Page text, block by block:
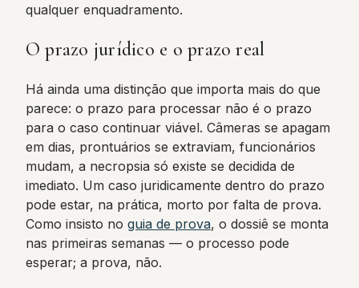
qualquer enquadramento.
O prazo jurídico e o prazo real
Há ainda uma distinção que importa mais do que
parece: o prazo para processar não é o prazo
para o caso continuar viável. Câmeras se apagam
em dias, prontuários se extraviam, funcionários
mudam, a necropsia só existe se decidida de
imediato. Um caso juridicamente dentro do prazo
pode estar, na prática, morto por falta de prova.
Como insisto no guia de prova, o dossiê se monta
nas primeiras semanas — o processo pode
esperar; a prova, não.